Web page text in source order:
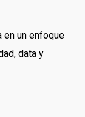
en un enfoque
data y